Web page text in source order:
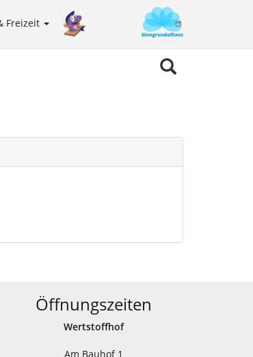
Freizeit
Meta
navigation
Sinngrundallianz
Öffnungszeiten
Wertstoffhof
Am Bauhof 1